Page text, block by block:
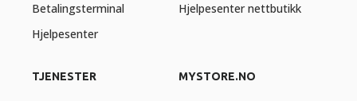
Betalingsterminal
Hjelpesenter
Hjelpesenter nettbutikk
TJENESTER MYSTORE.NO